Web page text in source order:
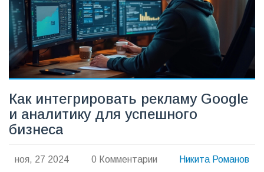
Как интегрировать рекламу Google
и аналитику для успешного
бизнеса
ноя, 27 2024 0 Комментарии Никита Романов